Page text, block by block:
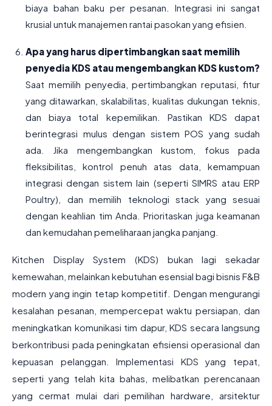
biaya bahan baku per pesanan. Integrasi ini sangat
krusial untuk manajemen rantai pasokan yang efisien.
Apa yang harus dipertimbangkan saat memilih
penyedia KDS atau mengembangkan KDS kustom?
Saat memilih penyedia, pertimbangkan reputasi, fitur
yang ditawarkan, skalabilitas, kualitas dukungan teknis,
dan biaya total kepemilikan. Pastikan KDS dapat
berintegrasi mulus dengan sistem POS yang sudah
ada. Jika mengembangkan kustom, fokus pada
fleksibilitas, kontrol penuh atas data, kemampuan
integrasi dengan sistem lain (seperti SIMRS atau ERP
Poultry), dan memilih teknologi stack yang sesuai
dengan keahlian tim Anda. Prioritaskan juga keamanan
dan kemudahan pemeliharaan jangka panjang.
Kitchen Display System (KDS) bukan lagi sekadar
kemewahan, melainkan kebutuhan esensial bagi bisnis F&B
modern yang ingin tetap kompetitif. Dengan mengurangi
kesalahan pesanan, mempercepat waktu persiapan, dan
meningkatkan komunikasi tim dapur, KDS secara langsung
berkontribusi pada peningkatan efisiensi operasional dan
kepuasan pelanggan. Implementasi KDS yang tepat,
seperti yang telah kita bahas, melibatkan perencanaan
yang cermat mulai dari pemilihan hardware, arsitektur